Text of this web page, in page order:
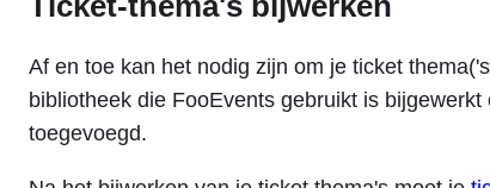
Af en toe kan het nodig zijn om je ticket
bibliotheek die FooEvents gebruikt is
toegevoegd.